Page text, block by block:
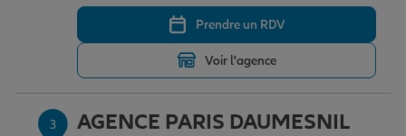
Garantie des accidents de la vie
Assurance scolaire
Prendre un RDV
Voir l'agence
3 AGENCE PARIS DAUMESNIL